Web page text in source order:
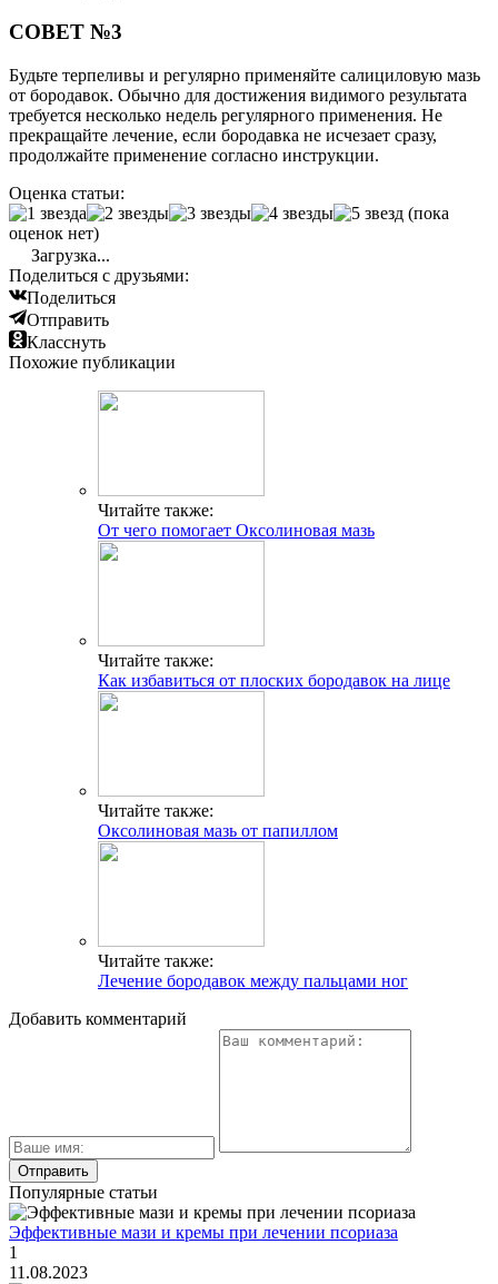
СОВЕТ №3
Будьте терпеливы и регулярно применяйте салициловую мазь
от бородавок. Обычно для достижения видимого результата
требуется несколько недель регулярного применения. Не
прекращайте лечение, если бородавка не исчезает сразу,
продолжайте применение согласно инструкции.
Оценка статьи:
(пока
оценок нет)
Загрузка...
Поделиться с друзьями:
Поделиться
Отправить
Класснуть
Похожие публикации
Читайте также:
От чего помогает Оксолиновая мазь
Читайте также:
Как избавиться от плоских бородавок на лице
Читайте также:
Оксолиновая мазь от папиллом
Читайте также:
Лечение бородавок между пальцами ног
Добавить комментарий
Популярные статьи
Эффективные мази и кремы при лечении псориаза
1
11.08.2023